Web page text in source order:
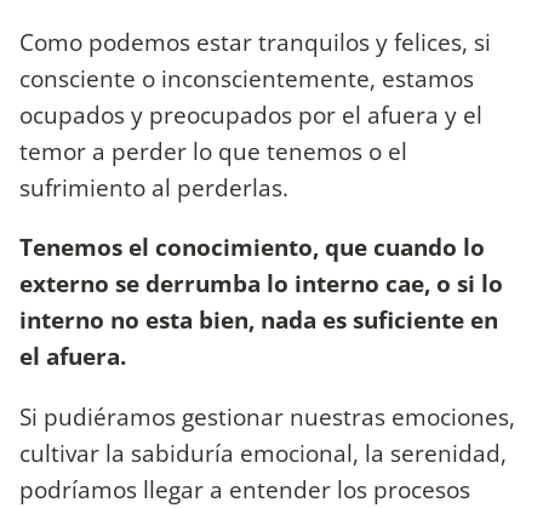
Como podemos estar tranquilos y felices, si
consciente o inconscientemente, estamos
ocupados y preocupados por el afuera y el
temor a perder lo que tenemos o el
sufrimiento al perderlas.
Tenemos el conocimiento, que cuando lo
externo se derrumba lo interno cae, o si lo
interno no esta bien, nada es suficiente en
el afuera.
Si pudiéramos gestionar nuestras emociones,
cultivar la sabiduría emocional, la serenidad,
podríamos llegar a entender los procesos